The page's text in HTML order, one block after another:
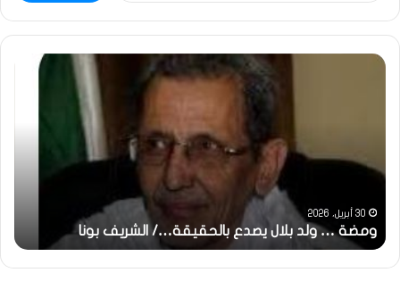
ومضة
الشريف
30 أبريل، 2026
ومضة … ولد بلال يصدع بالحقيقة…/ الشريف بونا